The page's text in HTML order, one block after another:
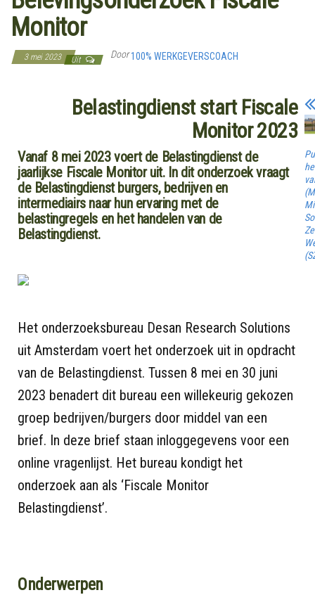
Monitor
3 mei 2023 Uit Door100% WERKGEVERSCOACH
Belastingdienst start Fiscale
Monitor 2023
Vanaf 8 mei 2023 voert de Belastingdienst de
jaarlijkse Fiscale Monitor uit. In dit onderzoek vraagt
de Belastingdienst burgers, bedrijven en
intermediairs naar hun ervaring met de
belastingregels en het handelen van de
Belastingdienst.
Het onderzoeksbureau Desan Research Solutions
uit Amsterdam voert het onderzoek uit in opdracht
van de Belastingdienst. Tussen 8 mei en 30 juni
2023 benadert dit bureau een willekeurig gekozen
groep bedrijven/burgers door middel van een
brief. In deze brief staan inloggegevens voor een
online vragenlijst. Het bureau kondigt het
onderzoek aan als ‘Fiscale Monitor
Belastingdienst’.
Onderwerpen